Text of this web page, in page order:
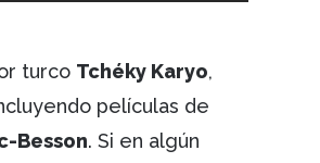
turco Tchéky Karyo,
películas de
Besson. Si en algún